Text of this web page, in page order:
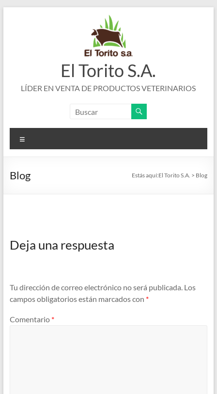
El Torito S.A.
LÍDER EN VENTA DE PRODUCTOS VETERINARIOS
Blog Estás aquí:El Torito S.A. > Blog
Deja una respuesta
Tu dirección de correo electrónico no será publicada. Los
campos obligatorios están marcados con *
Comentario *